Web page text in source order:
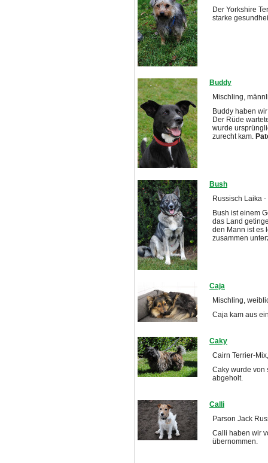
Der Yorkshire
starke
Buddy
Mischling,
Buddy haben
Der Rüde
wurde
zurecht kam.
Bush
Russisch Laika
Bush ist einem
das Land
den Mann ist es
zusammen
Caja
Mischling,
Caja kam aus
Caky
Cairn Terrier-
Caky wurde von
abgeholt.
Calli
Parson Jack
Calli haben wir
übernommen.